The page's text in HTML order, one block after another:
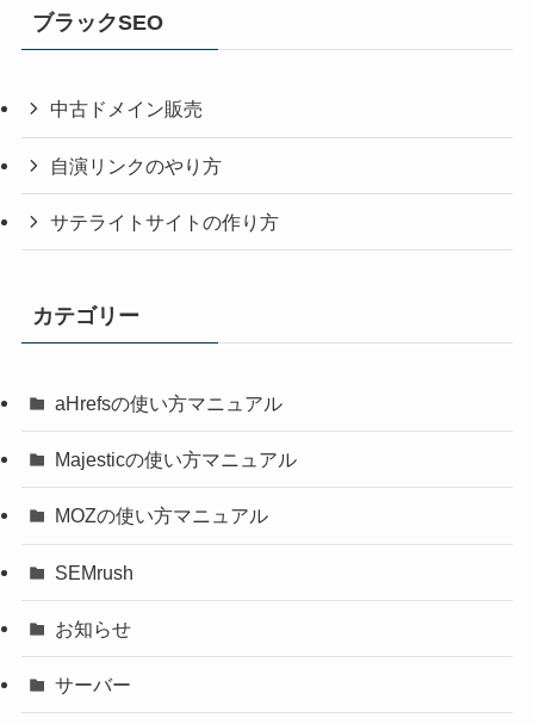
ブラックSEO
中古ドメイン販売
自演リンクのやり方
サテライトサイトの作り方
カテゴリー
aHrefsの使い方マニュアル
Majesticの使い方マニュアル
MOZの使い方マニュアル
SEMrush
お知らせ
サーバー